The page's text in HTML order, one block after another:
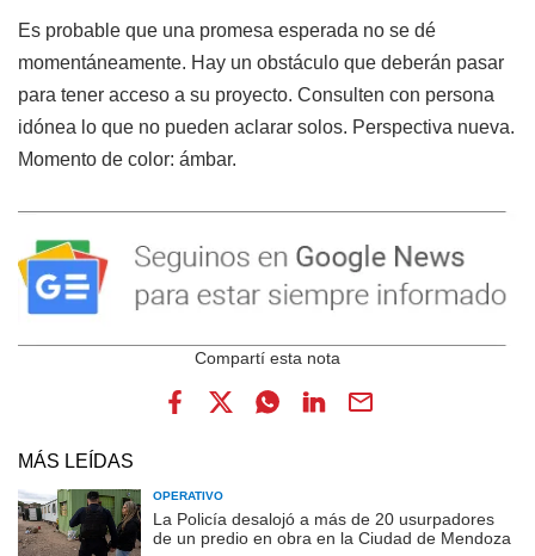
Es probable que una promesa esperada no se dé
momentáneamente. Hay un obstáculo que deberán pasar
para tener acceso a su proyecto. Consulten con persona
idónea lo que no pueden aclarar solos. Perspectiva nueva.
Momento de color: ámbar.
MÁS LEÍDAS
OPERATIVO
La Policía desalojó a más de 20 usurpadores
de un predio en obra en la Ciudad de Mendoza